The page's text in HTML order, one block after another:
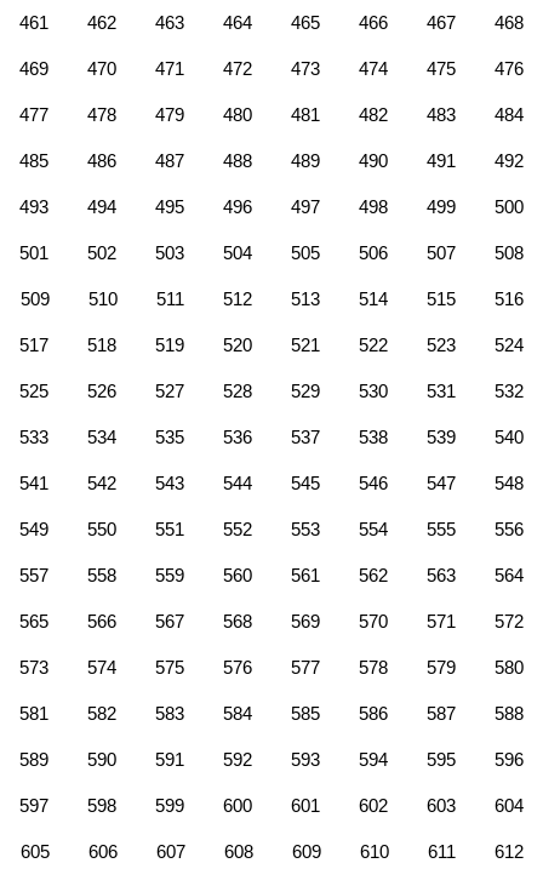
461 462 463 464 465 466 467 468
469 470 471 472 473 474 475 476
477 478 479 480 481 482 483 484
485 486 487 488 489 490 491 492
493 494 495 496 497 498 499 500
501 502 503 504 505 506 507 508
509 510 511 512 513 514 515 516
517 518 519 520 521 522 523 524
525 526 527 528 529 530 531 532
533 534 535 536 537 538 539 540
541 542 543 544 545 546 547 548
549 550 551 552 553 554 555 556
557 558 559 560 561 562 563 564
565 566 567 568 569 570 571 572
573 574 575 576 577 578 579 580
581 582 583 584 585 586 587 588
589 590 591 592 593 594 595 596
597 598 599 600 601 602 603 604
605 606 607 608 609 610 611 612